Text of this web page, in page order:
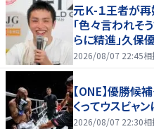
元Ｋ-１王者が
「色々言われそ
らに精進」久保
2026/08/07 22:45
【ONE】優勝候
くってウスビャ
2026/08/07 22:30